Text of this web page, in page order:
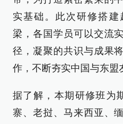
实基础。此次研修搭
梁，各国学员可以交流
径，凝聚的共识与成果
作，不断夯实中国与东盟
据了解，本期研修班为
寨、老挝、马来西亚、